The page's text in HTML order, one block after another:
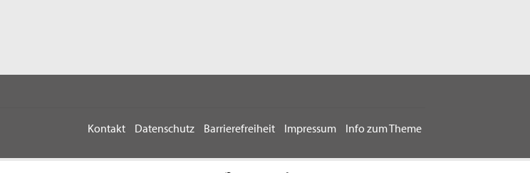
Kontakt Datenschutz Barrierefreiheit Impressum Info zum Theme